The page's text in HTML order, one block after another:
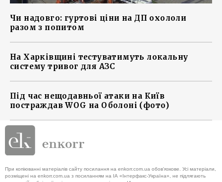
Чи надовго: гуртові ціни на ДП охололи
разом з попитом
На Харківщині тестуватимуть локальну
систему тривог для АЗС
Під час нещодавньої атаки на Київ
постраждав WOG на Оболоні (фото)
При копіюванні матеріалів сайту посилання на enkorr.com.ua обов'язкове. Усі матеріали,
розміщені на enkorr.com.ua з посиланням на ІА «Інтерфакс-Україна», не підлягають